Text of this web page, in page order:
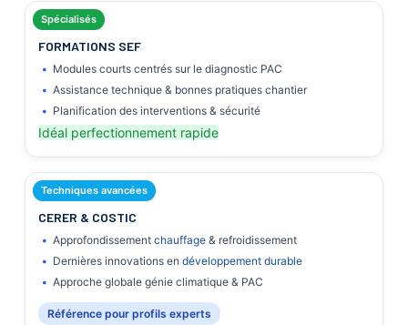
Spécialisés
FORMATIONS SEF
Modules courts centrés sur le diagnostic PAC
Assistance technique & bonnes pratiques chantier
Planification des interventions & sécurité
Idéal perfectionnement rapide
Techniques avancées
CERER & COSTIC
Approfondissement chauffage & refroidissement
Dernières innovations en développement durable
Approche globale génie climatique & PAC
Référence pour profils experts